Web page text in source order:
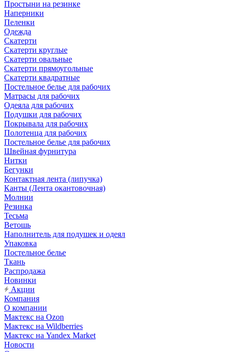
Простыни на резинке
Наперники
Пеленки
Одежда
Скатерти
Скатерти круглые
Скатерти овальные
Скатерти прямоугольные
Скатерти квадратные
Постельное белье для рабочих
Матрасы для рабочих
Одеяла для рабочих
Подушки для рабочих
Покрывала для рабочих
Полотенца для рабочих
Постельное белье для рабочих
Швейная фурнитура
Нитки
Бегунки
Контактная лента (липучка)
Канты (Лента окантовочная)
Молнии
Резинка
Тесьма
Ветошь
Наполнитель для подушек и одеял
Упаковка
Постельное белье
Ткань
Распродажа
Новинки
Акции
Компания
О компании
Мактекс на Ozon
Мактекс на Wildberries
Мактекс на Yandex Market
Новости